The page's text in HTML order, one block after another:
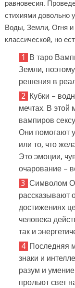
равновесия.
стихиями довольно
Воды, Земли, Огня и
классической, но
В таро
Земли,
решения в
Кубки –
мечтах. В этой
вампиров
Они помогают
или то, что
Это эмоции,
очарование –
Символом
рассказывают
достижениях
человека
так и
Последняя
знаки и
разум и
прольют свет